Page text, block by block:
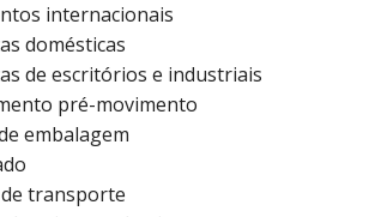
internacionais
domésticas
de escritórios e industriais
pré-movimento
embalagem
transporte